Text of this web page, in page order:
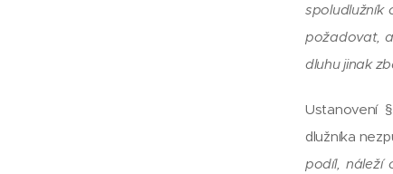
spoludlužník
požadovat,
dluhu jinak
Ustanovení
dlužníka
podíl, náleží